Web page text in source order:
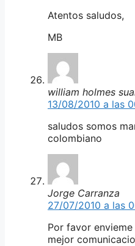
Atentos saludos,
MB
william holmes
13/08/2010 a las
saludos somos
colombiano
Jorge Carranza
27/07/2010 a las
Por favor
mejor